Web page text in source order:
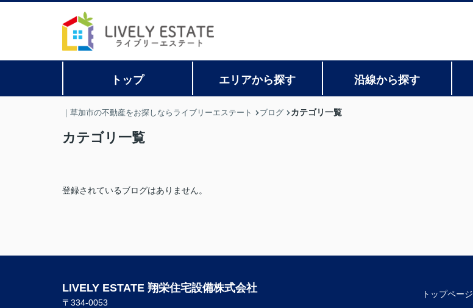
トップ エリアから探す 沿線から探す
｜草加市の不動産をお探しならライブリーエステート ブログ カテゴリ一覧
カテゴリ一覧
登録されているブログはありません。
LIVELY ESTATE 翔栄住宅設備株式会社
〒334-0053
トップページ